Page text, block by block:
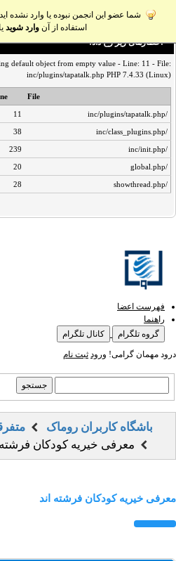
شما عضو این انجمن نبوده یا وارد نشده
استفاده از آن وارد شوید
اخطار‌های زیر رخ داد:
default object from empty value - Line: 11 - File:
inc/plugins/tapatalk.php PHP 7.4.33 (Linux)
File
/inc/plugins/tapatalk.php
11
/inc/class_plugins.php
38
/inc/init.php
239
/global.php
20
/showthread.php
28
فهرست اعضا
راهنما
گروه تلگرام
کانال تلگرام
درود مهمان گرامی! ورود ثبت نام
باشگاه کاربران روماک
معرفی خیریه کودکان فرشته
معرفی خیریه کودکان فرشته اند